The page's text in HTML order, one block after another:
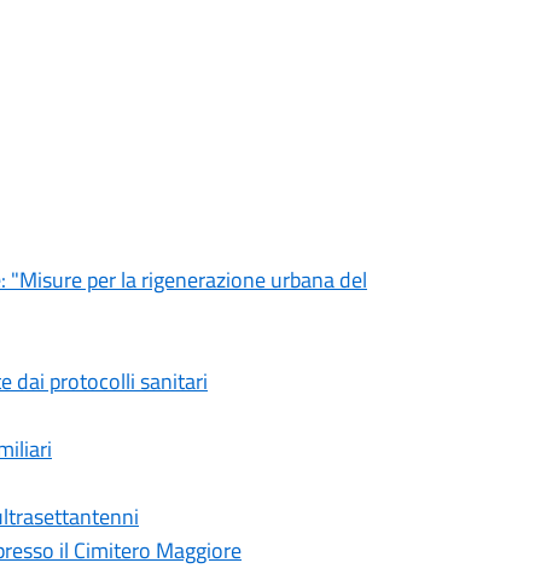
per la rigenerazione urbana del
dai protocolli sanitari
il Cimitero Maggiore